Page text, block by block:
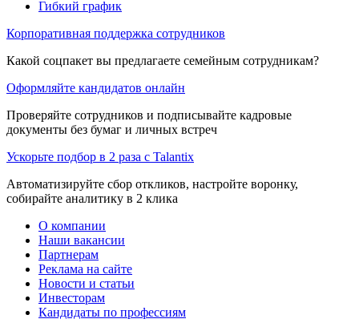
Гибкий график
Корпоративная поддержка сотрудников
Какой соцпакет вы предлагаете семейным сотрудникам?
Оформляйте кандидатов онлайн
Проверяйте сотрудников и подписывайте кадровые
документы без бумаг и личных встреч
Ускорьте подбор в 2 раза с Talantix
Автоматизируйте сбор откликов, настройте воронку,
собирайте аналитику в 2 клика
О компании
Наши вакансии
Партнерам
Реклама на сайте
Новости и статьи
Инвесторам
Кандидаты по профессиям